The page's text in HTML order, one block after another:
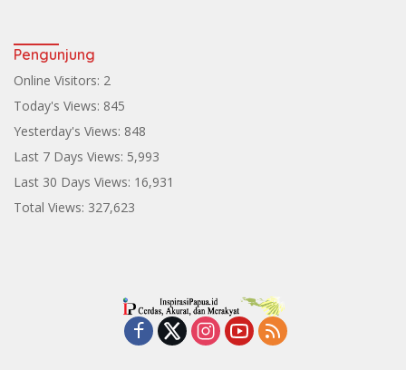
Pengunjung
Online Visitors: 2
Today's Views: 845
Yesterday's Views: 848
Last 7 Days Views: 5,993
Last 30 Days Views: 16,931
Total Views: 327,623